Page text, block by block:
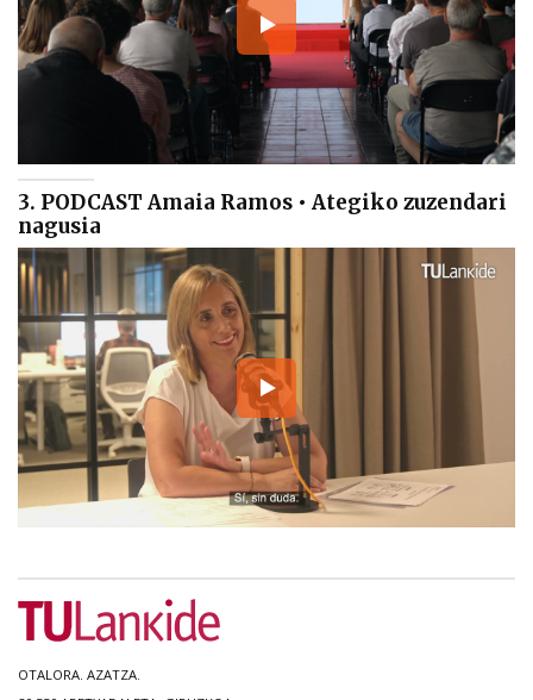
3. PODCAST Amaia Ramos • Ategiko zuzendari
nagusia
OTALORA. AZATZA.